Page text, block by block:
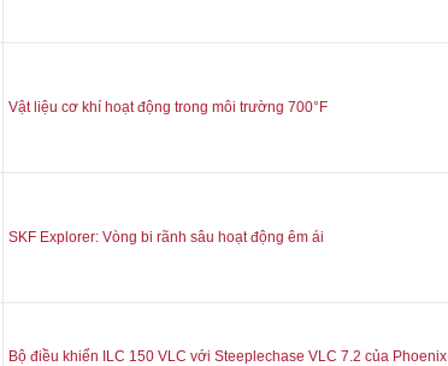
Vật liệu cơ khí hoạt động trong môi trường 700°F
SKF Explorer: Vòng bi rãnh sâu hoạt động êm ái
Bộ điều khiển ILC 150 VLC với Steeplechase VLC 7.2 của Phoenix